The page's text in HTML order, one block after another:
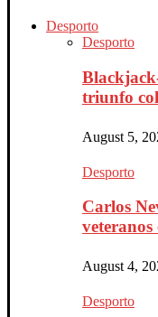
Desporto
Desporto
triunfo
August 5,
Desporto
Carlos
veteranos
August 4,
Desporto